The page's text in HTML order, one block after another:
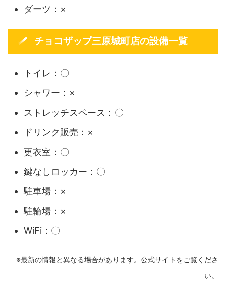
ダーツ：×
チョコザップ三原城町店の設備一覧
トイレ：〇
シャワー：×
ストレッチスペース：〇
ドリンク販売：×
更衣室：〇
鍵なしロッカー：〇
駐車場：×
駐輪場：×
WiFi：〇
※最新の情報と異なる場合があります。公式サイトをご覧くださ
い。